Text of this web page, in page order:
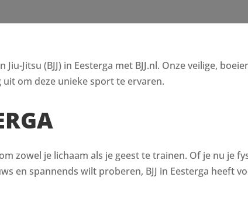
Jitsu (BJJ) in Eesterga met BJJ.nl. Onze veilige,
om deze unieke sport te ervaren.
zowel je lichaam als je geest te trainen. Of je nu je
en spannends wilt proberen, BJJ in Eesterga heeft